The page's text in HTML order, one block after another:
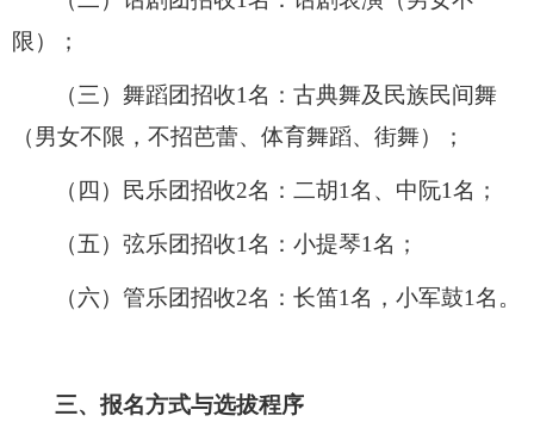
限）；
（三）舞蹈团招收1名：古典舞及民族民间舞
（男女不限，不招芭蕾、体育舞蹈、街舞）；
（四）民乐团招收2名：二胡1名、中阮1名；
（五）弦乐团招收1名：小提琴1名；
（六）管乐团招收2名：长笛1名，小军鼓1名。
三、报名方式与选拔程序